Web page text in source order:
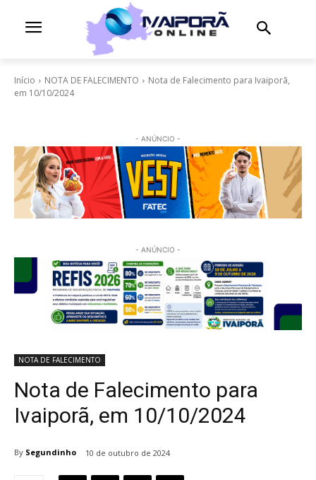
Início NOTA DE FALECIMENTO
Nota de Falecimento para Ivaiporã,
em 10/10/2024
- ANÚNCIO -
- ANÚNCIO -
NOTA DE FALECIMENTO
Nota de Falecimento para
Ivaiporã, em 10/10/2024
By Segundinho 10 de outubro de 2024